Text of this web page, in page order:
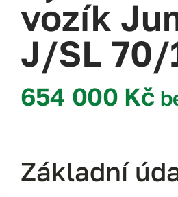
vozík
J/SL
654 000 Kč
Základní